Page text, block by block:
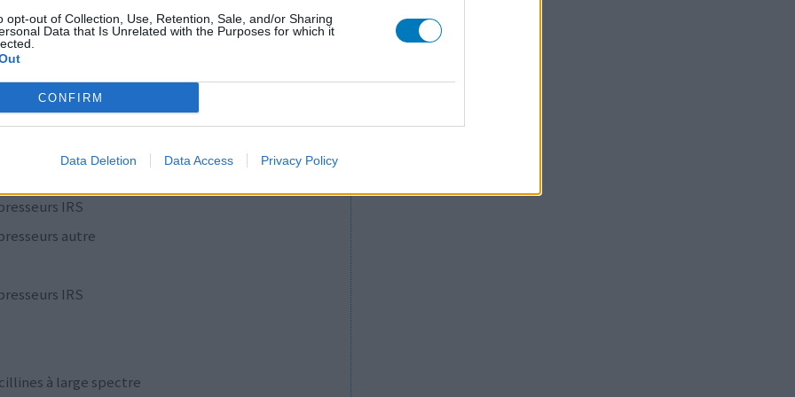
opt-out of Collection, Use, Retention, Sale, and/or Sharing
Data that Is Unrelated with the Purposes for which it
CONFIRM
Data Deletion Data Access Privacy Policy
1
d'avis
(à action lente)
IRS
autre
IRS
à large spectre